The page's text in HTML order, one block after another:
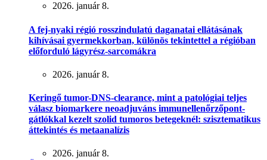
2026. január 8.
A fej-nyaki régió rosszindulatú daganatai ellátásának
kihívásai gyermekkorban, különös tekintettel a régióban
előforduló lágyrész-sarcomákra
2026. január 8.
Keringő tumor-DNS-clearance, mint a patológiai teljes
válasz biomarkere neoadjuváns immunellenőrzőpont-
gátlókkal kezelt szolid tumoros betegeknél: szisztematikus
áttekintés és metaanalízis
2026. január 8.